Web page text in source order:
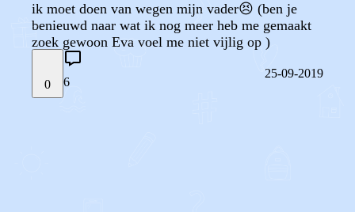
ik moet doen van wegen mijn vader😣 (ben je
benieuwd naar wat ik nog meer heb me gemaakt
zoek gewoon Eva voel me niet vijlig op )
0 6
25-09-2019